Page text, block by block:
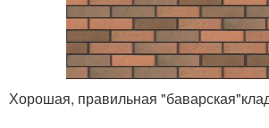
Хорошая, правильная